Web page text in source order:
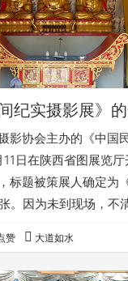
纪实摄影展》
影协会主办的《中国
11日在陕西省图展览
标题被策展人确定为
。因为未到现场，不
仰的民族，但是，中
有句老话，叫“抬头三
赞 大道如水